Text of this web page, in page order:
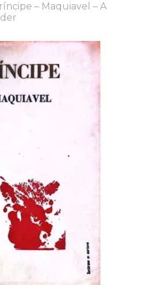
– Maquiavel – A